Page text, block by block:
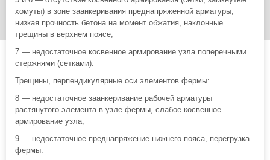
хомуты) в зоне заанкеривания преднапряженной арматуры,
низкая прочность бетона на момент обжатия, наклонные
трещины в верхнем поясе;
7 — недостаточное косвенное армирование узла поперечными
стержнями (сетками).
Трещины, перпендикулярные оси элементов фермы:
8 — недостаточное заанкеривание рабочей арматуры
растянутого элемента в узле фермы, слабое косвенное
армирование узла;
9 — недостаточное преднапряжение нижнего пояса, перегрузка
фермы.